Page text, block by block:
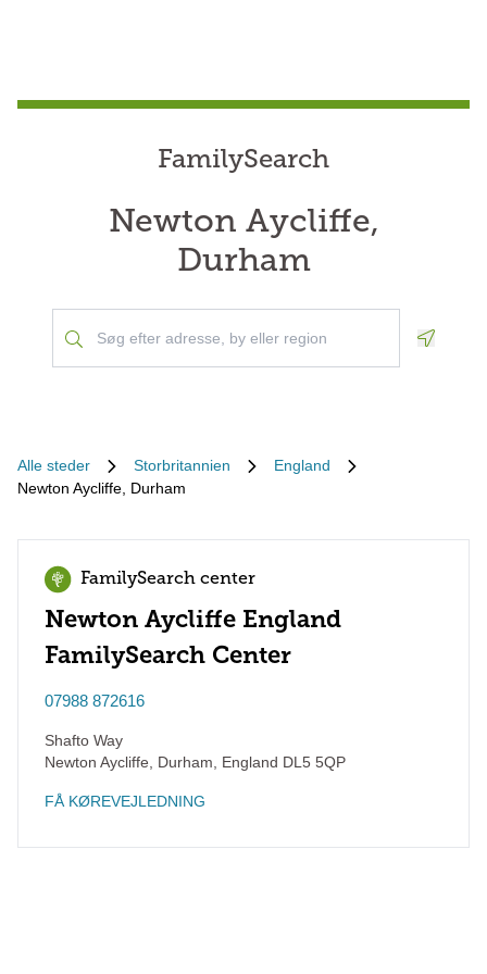
FamilySearch
Newton Aycliffe,
Durham
Alle steder Storbritannien
England
Newton Aycliffe, Durham
FamilySearch center
Newton Aycliffe England
FamilySearch Center
07988 872616
Shafto Way
Newton Aycliffe, Durham
England DL5 5QP
FÅ KØREVEJLEDNING